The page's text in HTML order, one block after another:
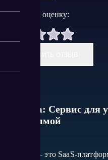
Поставить оценку:
Wordom: Сервис для
программой
Wordom — это SaaS-